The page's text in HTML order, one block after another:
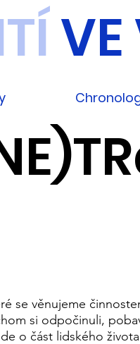
VE
se věnujeme
si odpočinuli,
o část lidského života